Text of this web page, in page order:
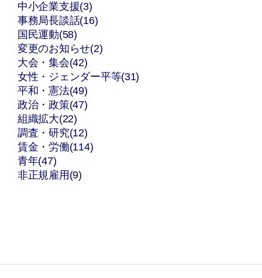
中小企業支援(3)
事務局長談話(16)
国民運動(58)
変更のお知らせ(2)
大会・集会(42)
女性・ジェンダー平等(31)
平和・憲法(49)
政治・政策(47)
組織拡大(22)
調査・研究(12)
賃金・労働(114)
青年(47)
非正規雇用(9)